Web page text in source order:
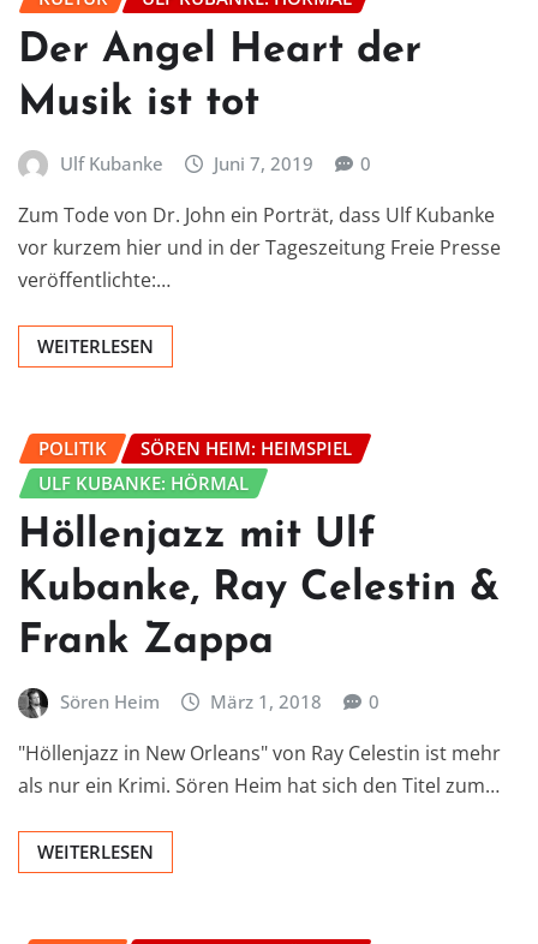
Der Angel Heart der
Musik ist tot
Ulf Kubanke Juni 7, 2019 0
Zum Tode von Dr. John ein Porträt, dass Ulf Kubanke
vor kurzem hier und in der Tageszeitung Freie Presse
veröffentlichte:…
WEITERLESEN
POLITIK
SÖREN HEIM: HEIMSPIEL
ULF KUBANKE: HÖRMAL
Höllenjazz mit Ulf
Kubanke, Ray Celestin &
Frank Zappa
Sören Heim März 1, 2018 0
"Höllenjazz in New Orleans" von Ray Celestin ist mehr
als nur ein Krimi. Sören Heim hat sich den Titel zum…
WEITERLESEN